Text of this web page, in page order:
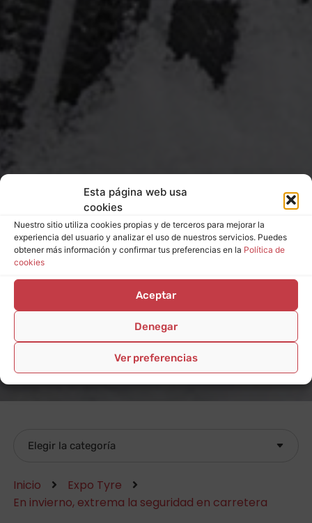
Esta página web usa
cookies
Nuestro sitio utiliza cookies propias y de terceros para mejorar la
experiencia del usuario y analizar el uso de nuestros servicios. Puedes
obtener más información y confirmar tus preferencias en la Política de
cookies
Aceptar
Denegar
Ver preferencias
Inicio
Expo Tyre
En invierno, extrema la seguridad en carretera